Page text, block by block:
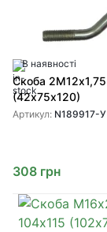
В наявності
Скоба 2М12х1,75
(42х75х120)
Артикул: N189917-У
308 грн